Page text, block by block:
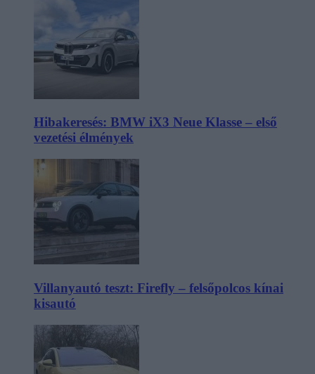
Hibakeresés: BMW iX3 Neue Klasse – első
vezetési élmények
Villanyautó teszt: Firefly – felsőpolcos kínai
kisautó